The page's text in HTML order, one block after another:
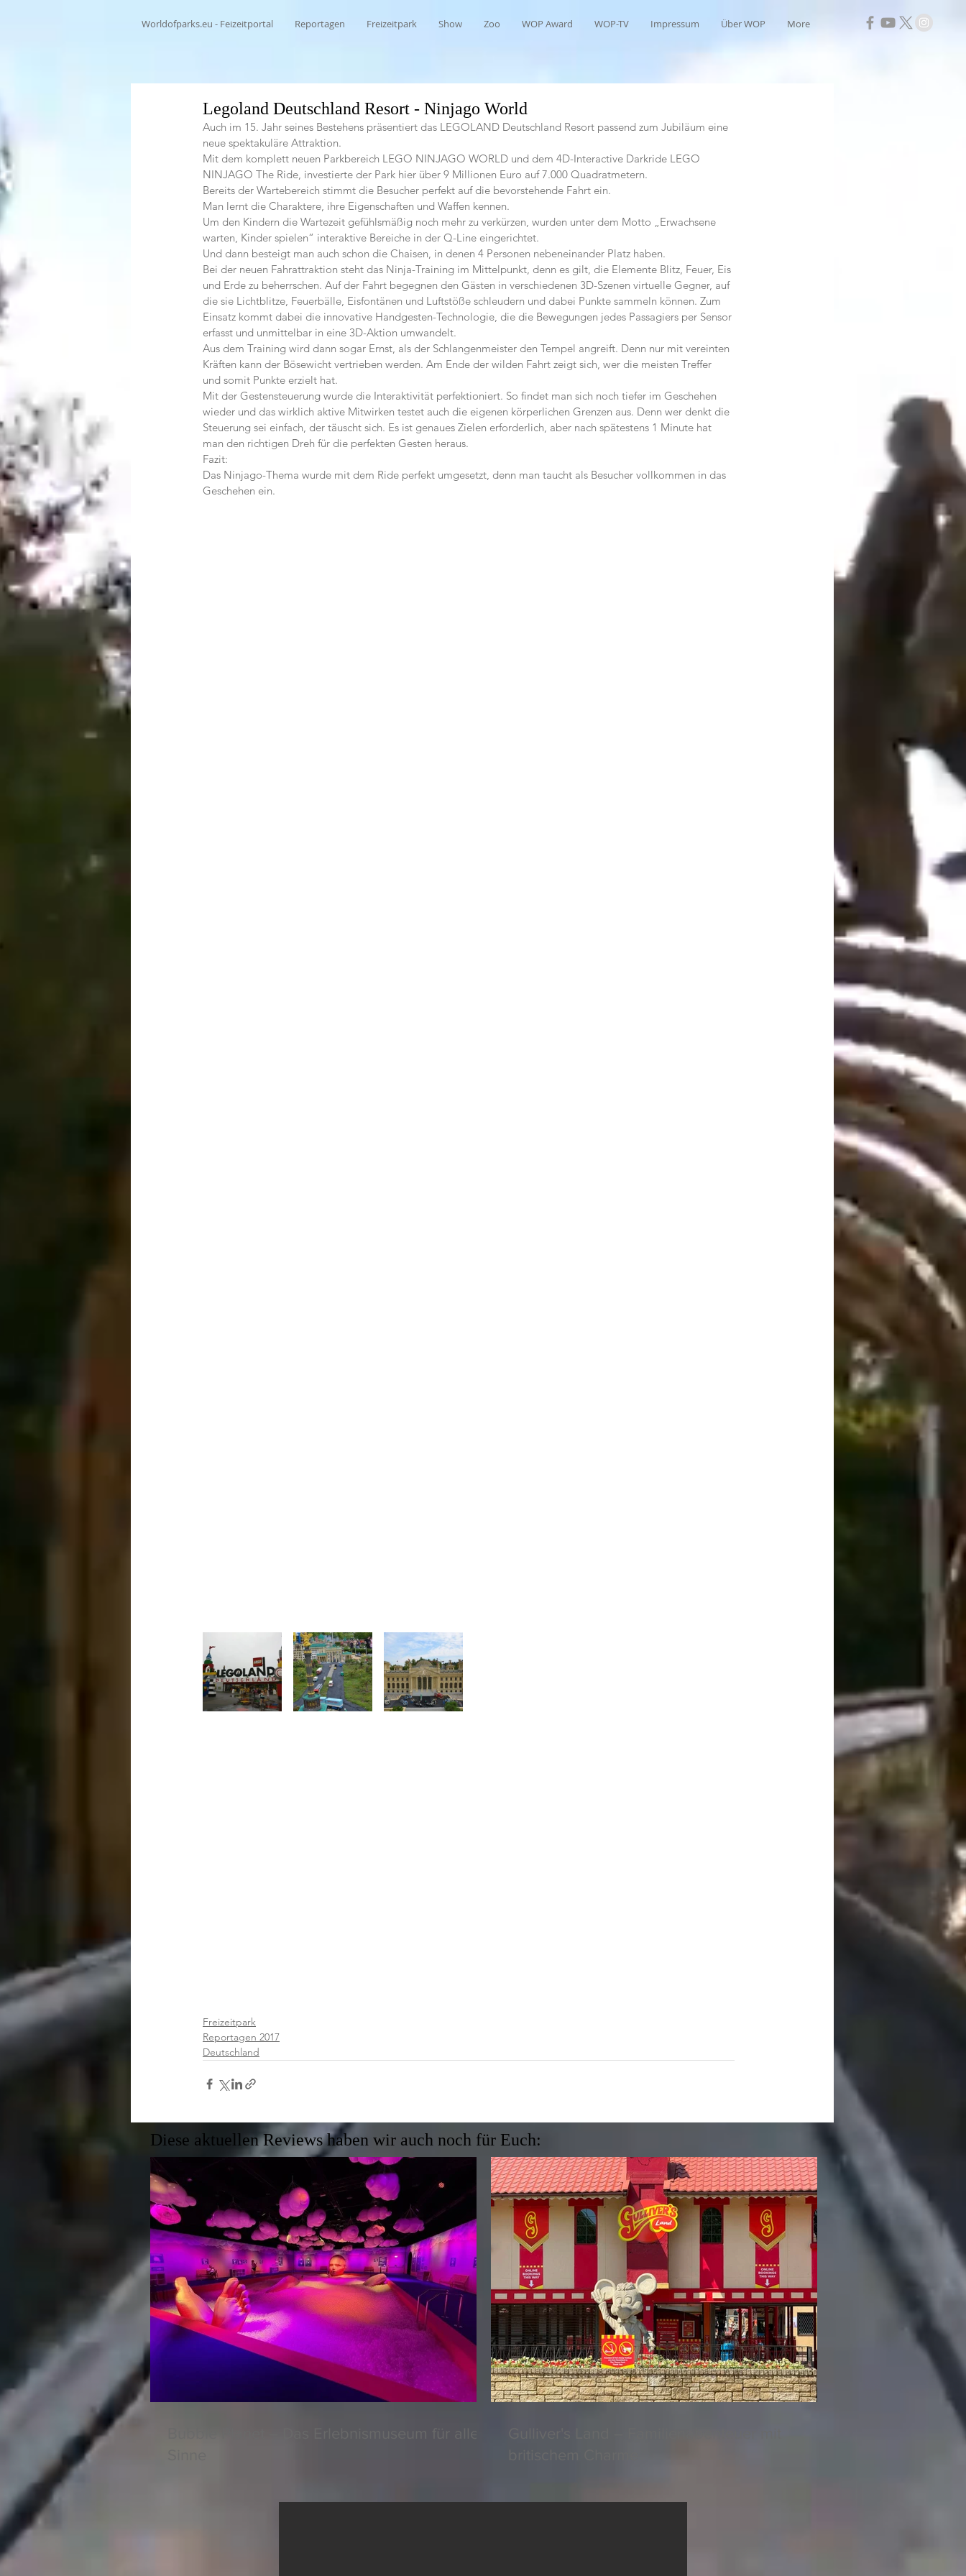
Worldofparks.eu - Feizeitportal Reportagen Freizeitpark Show Zoo WOP Award WOP-TV Impressum Über WOP More
Legoland Deutschland Resort - Ninjago World
Auch im 15. Jahr seines Bestehens präsentiert das LEGOLAND Deutschland Resort passend zum Jubiläum eine
neue spektakuläre Attraktion.
Mit dem komplett neuen Parkbereich LEGO NINJAGO WORLD und dem 4D-Interactive Darkride LEGO
NINJAGO The Ride, investierte der Park hier über 9 Millionen Euro auf 7.000 Quadratmetern.
Bereits der Wartebereich stimmt die Besucher perfekt auf die bevorstehende Fahrt ein.
Man lernt die Charaktere, ihre Eigenschaften und Waffen kennen.
Um den Kindern die Wartezeit gefühlsmäßig noch mehr zu verkürzen, wurden unter dem Motto „Erwachsene
warten, Kinder spielen“ interaktive Bereiche in der Q-Line eingerichtet.
Und dann besteigt man auch schon die Chaisen, in denen 4 Personen nebeneinander Platz haben.
Bei der neuen Fahrattraktion steht das Ninja-Training im Mittelpunkt, denn es gilt, die Elemente Blitz, Feuer, Eis
und Erde zu beherrschen. Auf der Fahrt begegnen den Gästen in verschiedenen 3D-Szenen virtuelle Gegner, auf
die sie Lichtblitze, Feuerbälle, Eisfontänen und Luftstöße schleudern und dabei Punkte sammeln können. Zum
Einsatz kommt dabei die innovative Handgesten-Technologie, die die Bewegungen jedes Passagiers per Sensor
erfasst und unmittelbar in eine 3D-Aktion umwandelt.
Aus dem Training wird dann sogar Ernst, als der Schlangenmeister den Tempel angreift. Denn nur mit vereinten
Kräften kann der Bösewicht vertrieben werden. Am Ende der wilden Fahrt zeigt sich, wer die meisten Treffer
und somit Punkte erzielt hat.
Mit der Gestensteuerung wurde die Interaktivität perfektioniert. So findet man sich noch tiefer im Geschehen
wieder und das wirklich aktive Mitwirken testet auch die eigenen körperlichen Grenzen aus. Denn wer denkt die
Steuerung sei einfach, der täuscht sich. Es ist genaues Zielen erforderlich, aber nach spätestens 1 Minute hat
man den richtigen Dreh für die perfekten Gesten heraus.
Fazit:
Das Ninjago-Thema wurde mit dem Ride perfekt umgesetzt, denn man taucht als Besucher vollkommen in das
Geschehen ein.
Freizeitpark
Reportagen 2017
Deutschland
Diese aktuellen Reviews haben wir auch noch für Euch: